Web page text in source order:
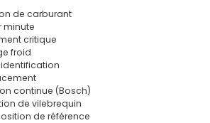
de carburant
minute
critique
froid
continue (Bosch)
de vilebrequin
de référence